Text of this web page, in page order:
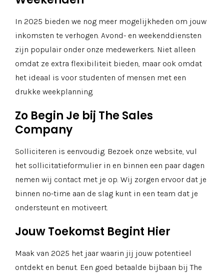
In 2025 bieden we nog meer mogelijkheden om jouw
inkomsten te verhogen. Avond- en weekenddiensten
zijn populair onder onze medewerkers. Niet alleen
omdat ze extra flexibiliteit bieden, maar ook omdat
het ideaal is voor studenten of mensen met een
drukke weekplanning.
Zo Begin Je bij The Sales
Company
Solliciteren is eenvoudig. Bezoek onze website, vul
het sollicitatieformulier in en binnen een paar dagen
nemen wij contact met je op. Wij zorgen ervoor dat je
binnen no-time aan de slag kunt in een team dat je
ondersteunt en motiveert.
Jouw Toekomst Begint Hier
Maak van 2025 het jaar waarin jij jouw potentieel
ontdekt en benut. Een goed betaalde bijbaan bij The